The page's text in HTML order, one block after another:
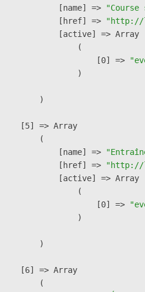
            [name] =>
            [href] =>
"http://
            [active] => Array
                (
                    [0] =>
                )
        )
    [5] => Array
        (
            [name] =>
            [href] =>
"http://
            [active] => Array
                (
                    [0] =>
                )
        )
    [6] => Array
        (